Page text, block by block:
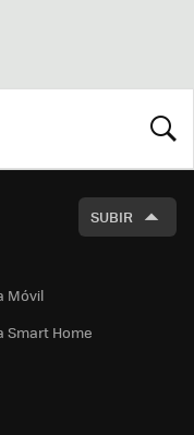
SUBIR
Móvil
Smart Home